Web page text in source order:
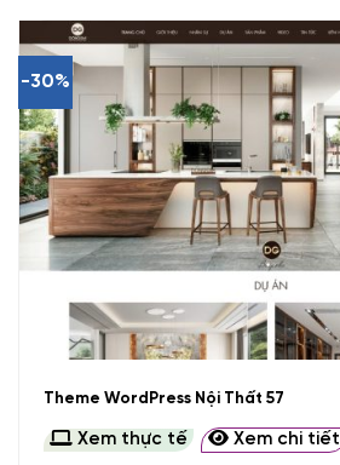
-30%
Theme WordPress Nội Thất 57
Xem thực tế Xem chi tiết